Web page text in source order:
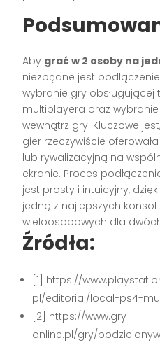
Aby grać w 2 osoby na
niezbędne jest
wybranie gry obsługującej
multiplayera oraz
wewnątrz gry. Kluczowe
gier rzeczywiście
lub rywalizacyjną na
ekranie. Proces
jest prosty i intuicyjny,
jedną z najlepszych
wieloosobowych dla
Źródła:
[1] https://
pl/editorial/local-ps4-
[2] https://www.gry-
online.pl/gry/